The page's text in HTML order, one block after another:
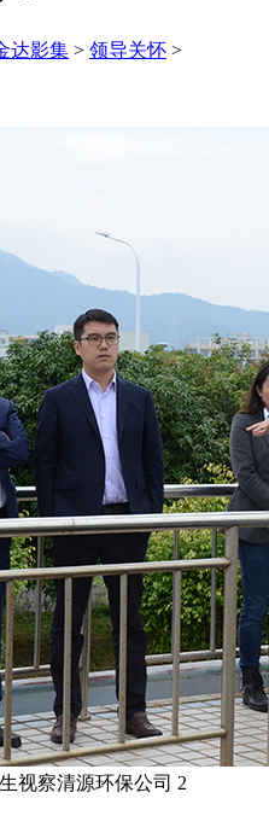
达影集 > 领导关怀 >
视察清源环保公司 2